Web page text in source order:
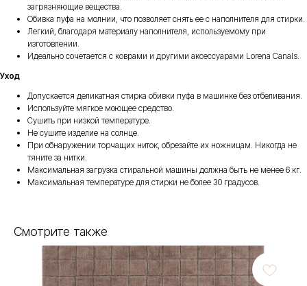
загрязняющие вещества.
Обивка пуфа на молнии, что позволяет снять ее с наполнителя для стирки.
Легкий, благодаря материалу наполнителя, используемому при
изготовлении.
Идеально сочетается с коврами и другими аксессуарами Lorena Canals.
Уход
Допускается деликатная стирка обивки пуфа в машинке без отбеливания.
Используйте мягкое моющее средство.
Сушить при низкой температуре.
Не сушите изделие на солнце.
При обнаружении торчащих ниток, обрезайте их ножницам. Никогда не
тяните за нитки.
Максимальная загрузка стиральной машины должна быть не менее 6 кг.
Максимальная температуре для стирки не более 30 градусов.
Смотрите также